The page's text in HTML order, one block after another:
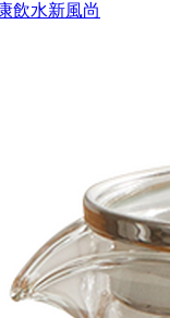
飲水新風尚